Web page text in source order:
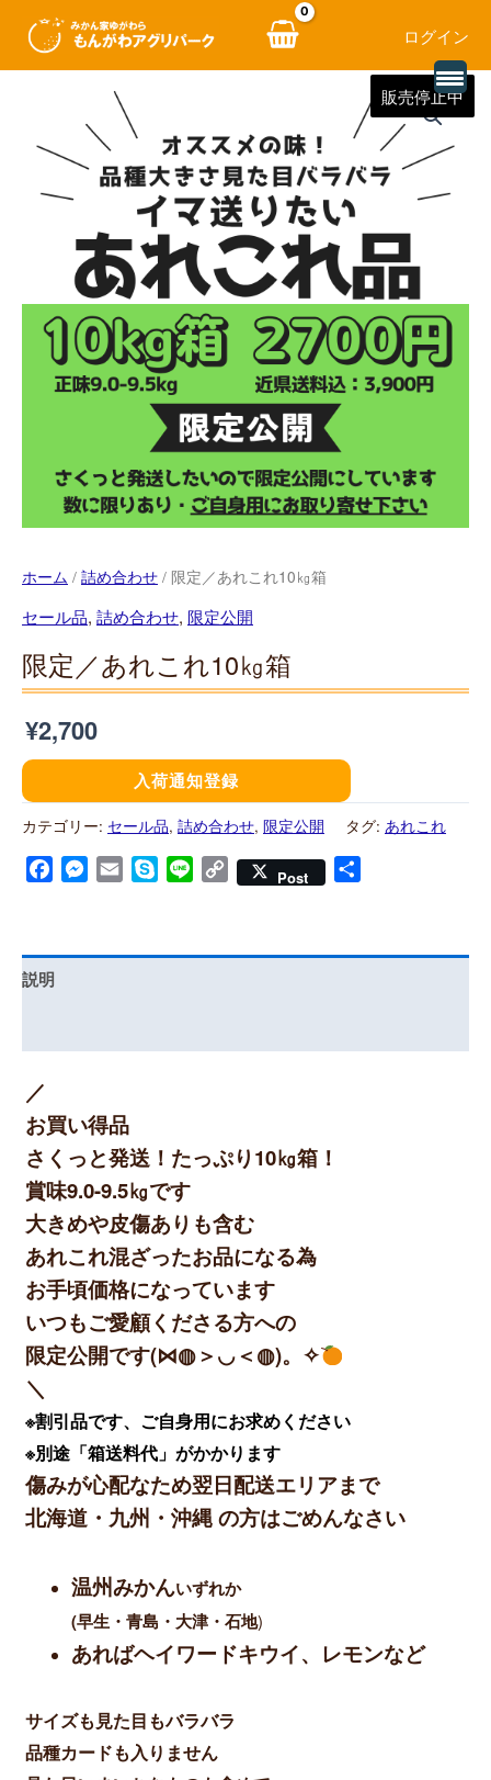
ログイン
販売停止中
ホーム / 詰め合わせ / 限定／あれこれ10㎏箱
セール品, 詰め合わせ, 限定公開
限定／あれこれ10㎏箱
¥2,700
入荷通知登録
カテゴリー: セール品, 詰め合わせ, 限定公開 タグ: あれこれ
FacebookMessenger
Email SkypeLine Copy Post
説明
／
お買い得品
さくっと発送！たっぷり10㎏箱！
賞味9.0-9.5㎏です
大きめや皮傷ありも含む
あれこれ混ざったお品になる為
お手頃価格になっています
いつもご愛顧くださる方への
限定公開です(⋈◍＞◡＜◍)。✧
＼
※割引品です、ご自身用にお求めください
※別途「箱送料代」がかかります
傷みが心配なため翌日配送エリアまで
北海道・九州・沖縄 の方はごめんなさい
温州みかんいずれか
(早生・青島・大津・石地)
あればヘイワードキウイ、レモンなど
サイズも見た目もバラバラ
品種カードも入りません